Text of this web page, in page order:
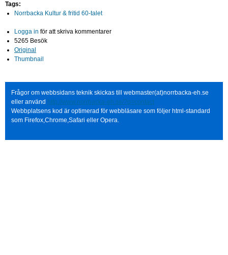
Tags:
Norrbacka Kultur & fritid 60-talet
Logga in för att skriva kommentarer
5265 Besök
Original
Thumbnail
Frågor om webbsidans teknik skickas till webmaster(at)norrbacka-eh.se
eller använd http://www.norrbacka-eh.se/?q=contact
Webbplatsens kod är optimerad för webbläsare som följer html-standard
som Firefox,Chrome,Safari eller Opera.